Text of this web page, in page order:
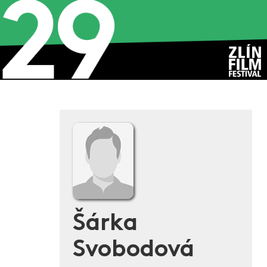
Šárka
Svobodová